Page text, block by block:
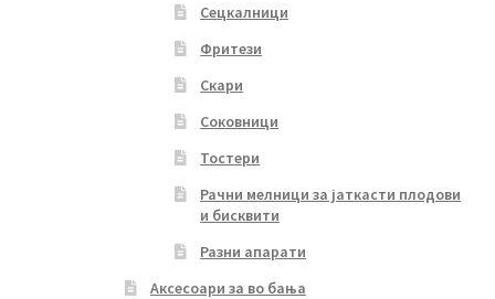
Сецкалници
Фритези
Скари
Соковници
Тостери
Рачни мелници за јаткасти плодови
и бисквити
Разни апарати
Аксесоари за во бања